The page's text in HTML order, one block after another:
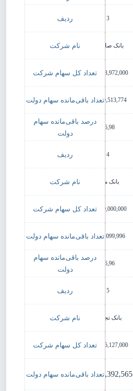
3
بانک صادرات
175,353,972,000
29,770,513,774
16,98
4
بانک ملت
50,000,000,000
8,479,099,996
16,96
5
بانک تجارت
223,926,127,000
37,367,392,565